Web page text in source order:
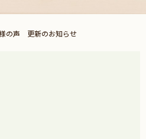
の声 更新のお知らせ